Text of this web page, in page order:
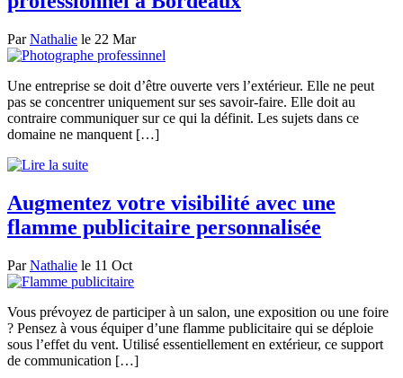
ParNathalie le 22 Mar
Une entreprise se doit d’être ouverte vers l’extérieur. Elle ne peut
pas se concentrer uniquement sur ses savoir-faire. Elle doit au
contraire communiquer sur ce qui la définit. Les sujets dans ce
domaine ne manquent […]
Augmentez votre visibilité avec une
flamme publicitaire personnalisée
ParNathalie le 11 Oct
Vous prévoyez de participer à un salon, une exposition ou une foire
? Pensez à vous équiper d’une flamme publicitaire qui se déploie
sous l’effet du vent. Utilisé essentiellement en extérieur, ce support
de communication […]